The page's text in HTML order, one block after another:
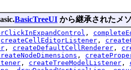
BasicTreeUI から継承されたメ
,
createCellEditorListener ,
, createDefaultCellRenderer ,
,
, createTreeModelListener ,